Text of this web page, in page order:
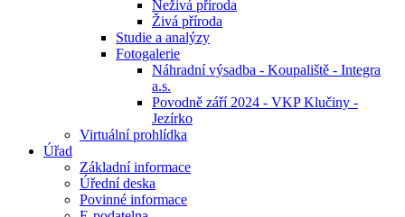
Neživá příroda
Živá příroda
Studie a analýzy
Fotogalerie
Náhradní výsadba - Koupaliště - Integra
a.s.
Povodně září 2024 - VKP Klučiny -
Jezírko
Virtuální prohlídka
Úřad
Základní informace
Úřední deska
Povinné informace